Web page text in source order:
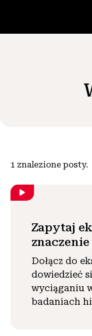
Zasoby dla
Zaangażować
1 znalezione posty.
Zapytaj
Dołącz do
dowiedzieć
wyciąganiu
badaniach